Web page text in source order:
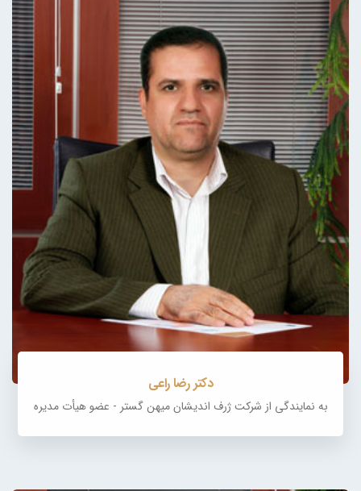
دکتر رضا راعی
به نمایندگی از شرکت ژرف اندیشان میهن گستر - عضو هیأت‌ مدیره